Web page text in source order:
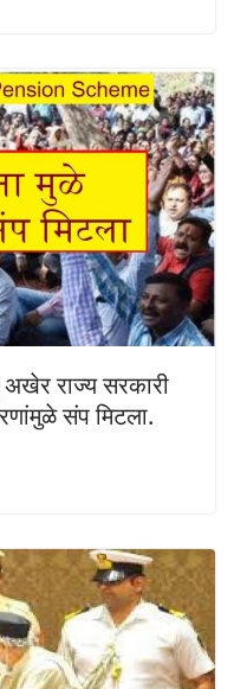
राज्य सरकारी
संप मिटला.